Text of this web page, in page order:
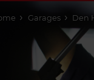
Garages Den